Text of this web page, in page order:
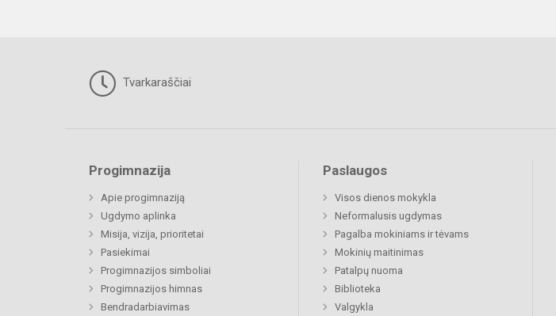
Tvarkaraščiai
Progimnazija
Apie progimnaziją
Ugdymo aplinka
Misija, vizija, prioritetai
Pasiekimai
Progimnazijos simboliai
Progimnazijos himnas
Bendradarbiavimas
Paslaugos
Visos dienos mokykla
Neformalusis ugdymas
Pagalba mokiniams ir tėvams
Mokinių maitinimas
Patalpų nuoma
Biblioteka
Valgykla